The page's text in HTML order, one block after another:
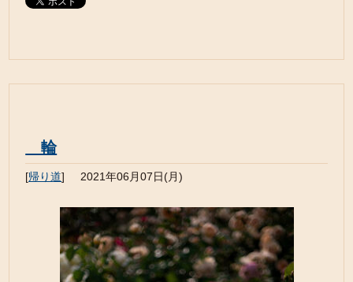
輪
[帰り道] 2021年06月07日(月)